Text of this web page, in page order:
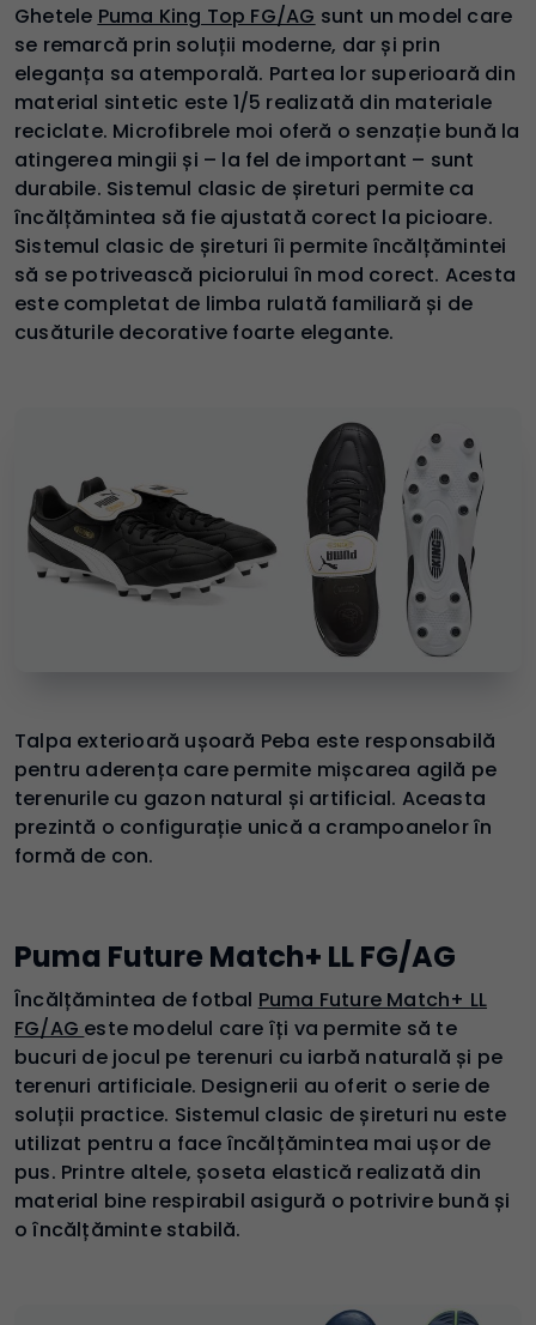
Ghetele Puma King Top FG/AG sunt un model care
se remarcă prin soluții moderne, dar și prin
eleganța sa atemporală. Partea lor superioară din
material sintetic este 1/5 realizată din materiale
reciclate. Microfibrele moi oferă o senzație bună la
atingerea mingii și – la fel de important – sunt
durabile. Sistemul clasic de șireturi permite ca
încălțămintea să fie ajustată corect la picioare.
Sistemul clasic de șireturi îi permite încălțămintei
să se potrivească piciorului în mod corect. Acesta
este completat de limba rulată familiară și de
cusăturile decorative foarte elegante.
Talpa exterioară ușoară Peba este responsabilă
pentru aderența care permite mișcarea agilă pe
terenurile cu gazon natural și artificial. Aceasta
prezintă o configurație unică a crampoanelor în
formă de con.
Puma Future Match+ LL FG/AG
Încălțămintea de fotbal Puma Future Match+ LL
FG/AG este modelul care îți va permite să te
bucuri de jocul pe terenuri cu iarbă naturală și pe
terenuri artificiale. Designerii au oferit o serie de
soluții practice. Sistemul clasic de șireturi nu este
utilizat pentru a face încălțămintea mai ușor de
pus. Printre altele, șoseta elastică realizată din
material bine respirabil asigură o potrivire bună și
o încălțăminte stabilă.